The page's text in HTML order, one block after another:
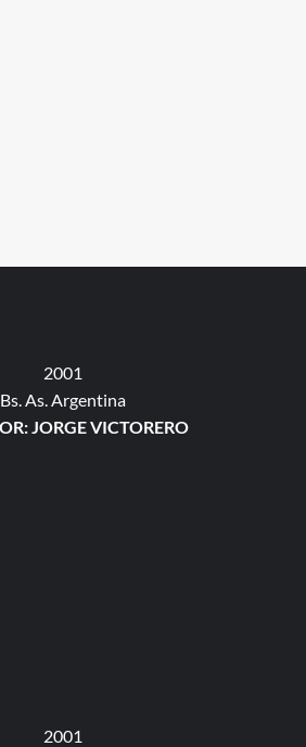
2001
Bs. As. Argentina
JORGE VICTORERO
2001